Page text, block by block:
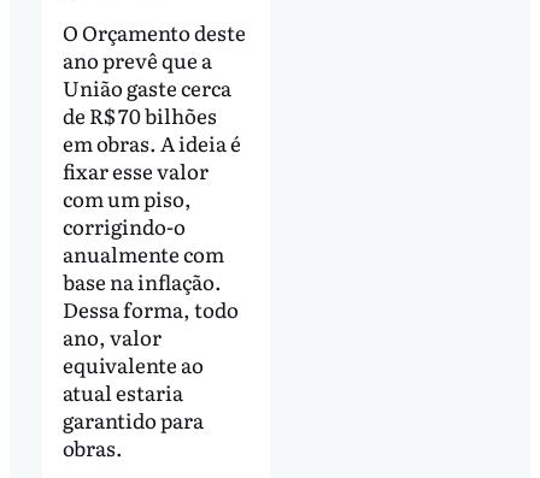
O Orçamento deste
ano prevê que a
União gaste cerca
de R$ 70 bilhões
em obras. A ideia é
fixar esse valor
com um piso,
corrigindo-o
anualmente com
base na inflação.
Dessa forma, todo
ano, valor
equivalente ao
atual estaria
garantido para
obras.